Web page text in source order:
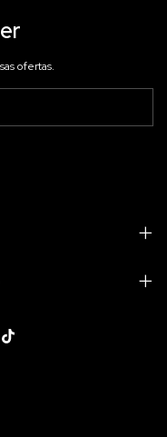
ofertas.